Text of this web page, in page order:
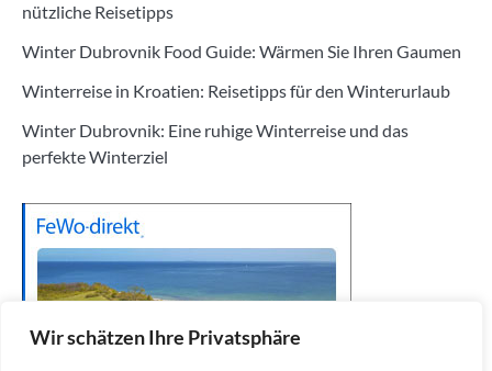
Wir schätzen Ihre Privatsphäre
nützliche Reisetipps
Winter Dubrovnik Food Guide: Wärmen Sie Ihren Gaumen
Winterreise in Kroatien: Reisetipps für den Winterurlaub
Winter Dubrovnik: Eine ruhige Winterreise und das
perfekte Winterziel